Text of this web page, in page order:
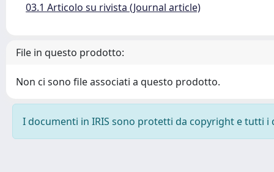
03.1 Articolo su rivista (Journal article)
File in questo prodotto:
Non ci sono file associati a questo prodotto.
I documenti in IRIS sono protetti da copyright e tutti